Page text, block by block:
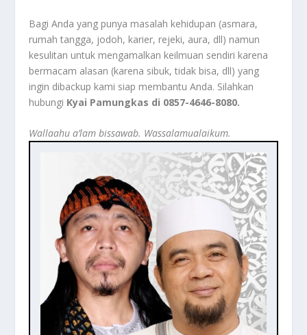
Bagi Anda yang punya masalah kehidupan (asmara,
rumah tangga, jodoh, karier, rejeki, aura, dll) namun
kesulitan untuk mengamalkan keilmuan sendiri karena
bermacam alasan (karena sibuk, tidak bisa, dll) yang
ingin dibackup kami siap membantu Anda. Silahkan
hubungi Kyai Pamungkas di 0857-4646-8080.
Wallaahu a’lam bissawab. Wassalamualaikum.